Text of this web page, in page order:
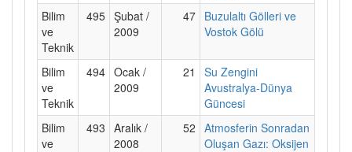
Bilim
ve
Teknik
495 Şubat /
2009
47 Buzulaltı Gölleri ve
Vostok Gölü
Bilim
ve
Teknik
494 Ocak /
2009
21
Su Zengini
Avustralya-Dünya
Güncesi
Bilim
ve
493 Aralık /
2008
52 Atmosferin Sonradan
Oluşan Gazı: Oksijen